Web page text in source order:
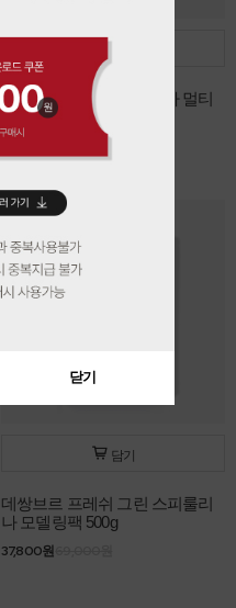
데쌍브르 글루타치온 시카 멀티
리페어 크림 30ml
BEST
담기
데쌍브르 프레쉬 그린 스피룰리
나 모델링팩 500g
37,800원
닫기